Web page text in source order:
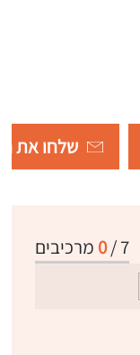
שלחו את
7
/
0 מרכיבים